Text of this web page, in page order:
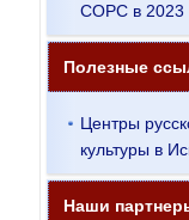
СОРС в 2023
Полезные
Центры
культуры в
Наши